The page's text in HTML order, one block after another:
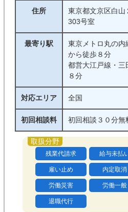
住所
東京都文京区白山
303号室
最寄り駅
東京メトロ丸の内
から徒歩８分
都営大江戸線・三
８分
対応エリア 全国
初回相談料 初回相談３０分無
残業代請求 給与未払
雇い止め 内定取消
労働災害 労働一般
退職代行